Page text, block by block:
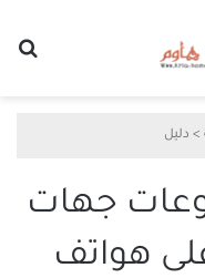
> دليل
جهات
هواتف